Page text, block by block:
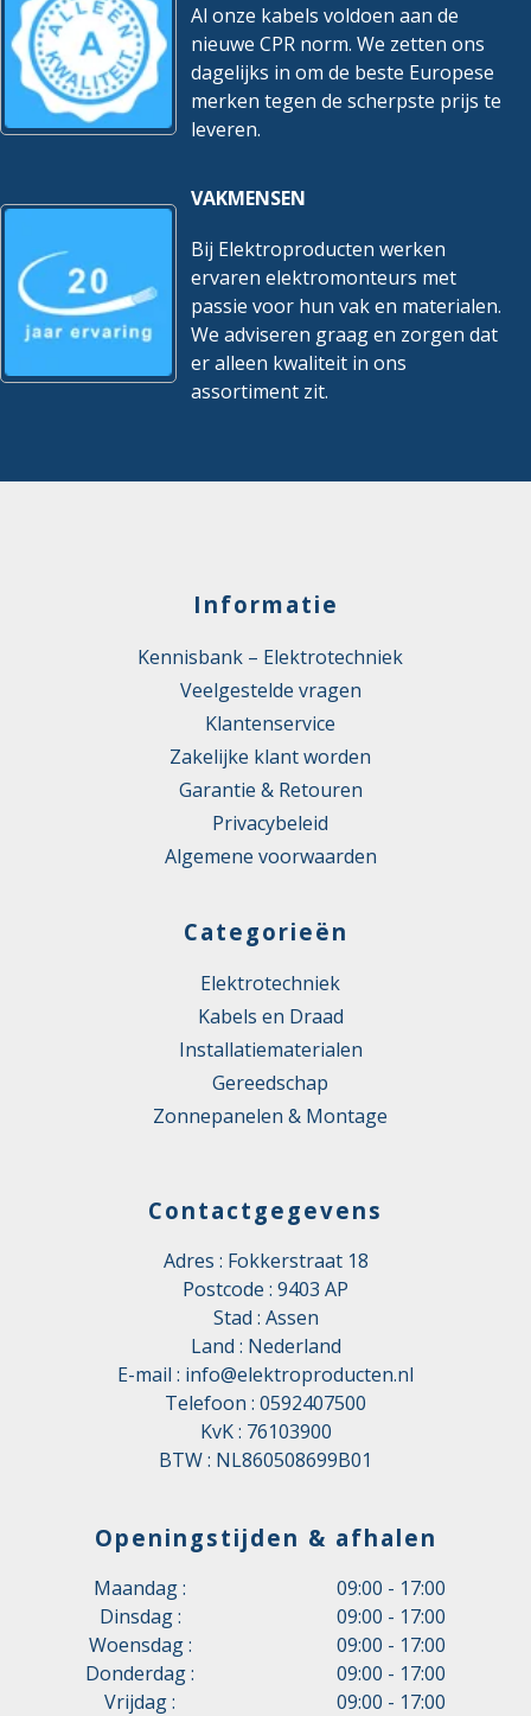
Al onze kabels voldoen aan de
nieuwe CPR norm. We zetten ons
dagelijks in om de beste Europese
merken tegen de scherpste prijs te
leveren.
VAKMENSEN
Bij Elektroproducten werken
ervaren elektromonteurs met
passie voor hun vak en materialen.
We adviseren graag en zorgen dat
er alleen kwaliteit in ons
assortiment zit.
Informatie
Kennisbank – Elektrotechniek
Veelgestelde vragen
Klantenservice
Zakelijke klant worden
Garantie & Retouren
Privacybeleid
Algemene voorwaarden
Categorieën
Elektrotechniek
Kabels en Draad
Installatiematerialen
Gereedschap
Zonnepanelen & Montage
Contactgegevens
Adres : Fokkerstraat 18
Postcode : 9403 AP
Stad : Assen
Land : Nederland
E-mail : info@elektroproducten.nl
Telefoon : 0592407500
KvK : 76103900
BTW : NL860508699B01
Openingstijden & afhalen
Maandag :
09:00 - 17:00
Dinsdag :
09:00 - 17:00
Woensdag :
09:00 - 17:00
Donderdag :
09:00 - 17:00
Vrijdag :
09:00 - 17:00